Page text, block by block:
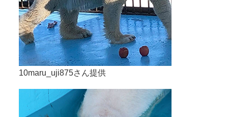
10maru_uji875さん提供